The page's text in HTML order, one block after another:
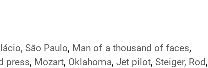
São Paulo, Man of a thousand of faces,
press, Mozart, Oklahoma, Jet pilot, Steiger, Rod,